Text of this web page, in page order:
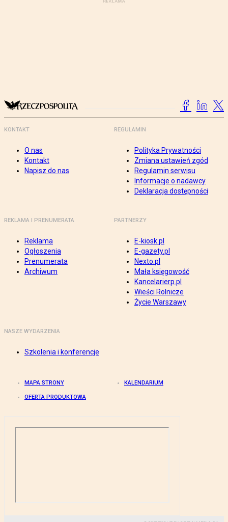
KONTAKT
O nas
Kontakt
Napisz do nas
REGULAMIN
Polityka Prywatności
Zmiana ustawień zgód
Regulamin serwisu
Informacje o nadawcy
Deklaracja dostępności
REKLAMA I PRENUMERATA
Reklama
Ogłoszenia
Prenumerata
Archiwum
PARTNERZY
E-kiosk.pl
E-gazety.pl
Nexto.pl
Mała księgowość
Kancelarierp.pl
Wieści Rolnicze
Życie Warszawy
NASZE WYDARZENIA
Szkolenia i konferencje
MAPA STRONY KALENDARIUM
OFERTA PRODUKTOWA